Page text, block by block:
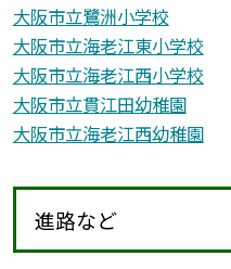
大阪市立鷺洲小学校
大阪市立海老江東小学校
大阪市立海老江西小学校
大阪市立貫江田幼稚園
大阪市立海老江西幼稚園
進路など